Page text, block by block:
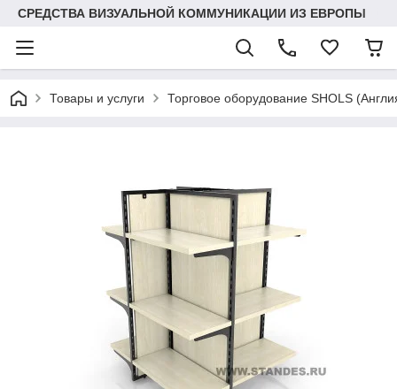
СРЕДСТВА ВИЗУАЛЬНОЙ КОММУНИКАЦИИ ИЗ ЕВРОПЫ
Товары и услуги Торговое оборудование SHOLS